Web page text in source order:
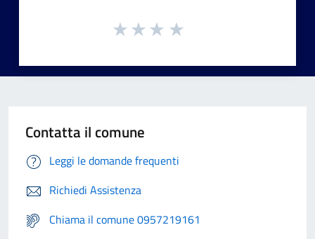
Contatta il comune
Leggi le domande frequenti
Richiedi Assistenza
Chiama il comune 0957219161